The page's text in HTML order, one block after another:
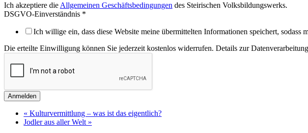
Ich akzeptiere die Allgemeinen Geschäftsbedingungen des Steirischen Volksbildungswerks.
DSGVO-Einverständnis *
Ich willige ein, dass diese Website meine übermittelten Informationen speichert, sodass
Die erteilte Einwilligung können Sie jederzeit kostenlos widerrufen. Details zur
Anmelden
« Kulturvermittlung – was ist das eigentlich?
Jodler aus aller Welt »